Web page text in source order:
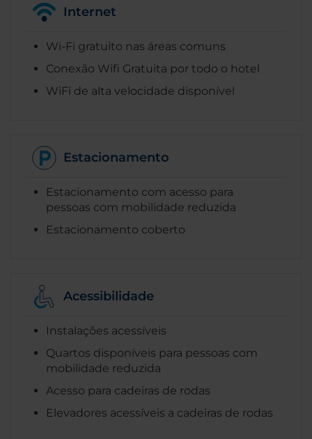
Internet
Wi-Fi gratuito nas áreas comuns
Conexão Wifi Gratuita por todo o hotel
WiFi de alta velocidade disponível
Estacionamento
Estacionamento com acesso para
pessoas com mobilidade reduzida
Estacionamento coberto
Acessibilidade
Instalações acessíveis
Quartos disponíveis para pessoas com
mobilidade reduzida
Acesso para cadeiras de rodas
Elevadores acessíveis a cadeiras de rodas